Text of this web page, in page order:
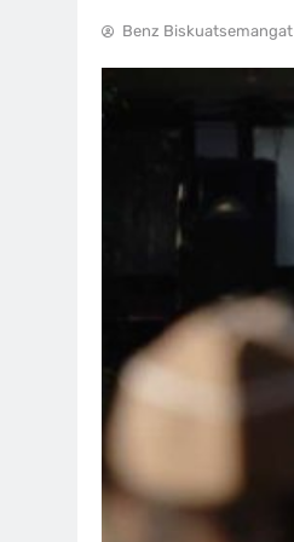
Benz Biskuatsemangat